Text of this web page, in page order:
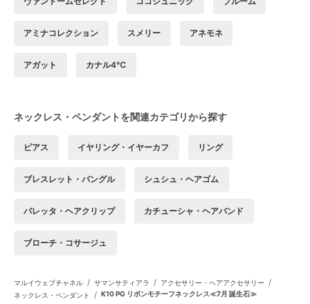
アミナコレクション スメリー アネモネ
アガット カナル4℃
ネックレス・ペンダントを関連カテゴリから探す
ピアス イヤリング・イヤーカフ リング
ブレスレット・バングル シュシュ・ヘアゴム
バレッタ・ヘアクリップ カチューシャ・ヘアバンド
ブローチ・コサージュ
マルイウェブチャネル / サマンサティアラ / アクセサリー・ヘアアクセサリー /
ネックレス・ペンダント / K10 PG リボンモチーフネックレス≪7月 誕生石≫